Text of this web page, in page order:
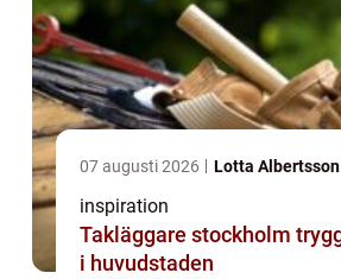
07 augusti 2026 Lotta Albertsson
inspiration
Takläggare stockholm tryggt takarbete
i huvudstaden